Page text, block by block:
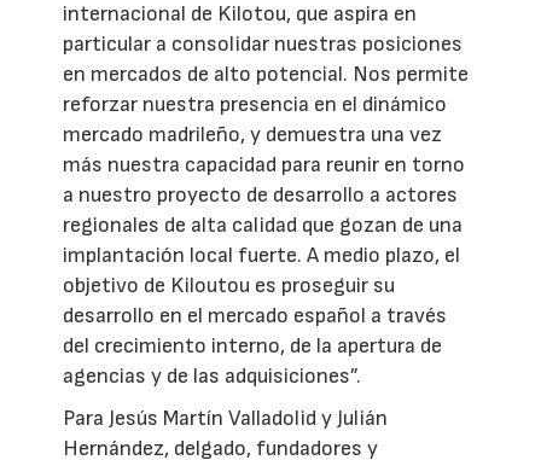
internacional de Kilotou, que aspira en
particular a consolidar nuestras posiciones
en mercados de alto potencial. Nos permite
reforzar nuestra presencia en el dinámico
mercado madrileño, y demuestra una vez
más nuestra capacidad para reunir en torno
a nuestro proyecto de desarrollo a actores
regionales de alta calidad que gozan de una
implantación local fuerte. A medio plazo, el
objetivo de Kiloutou es proseguir su
desarrollo en el mercado español a través
del crecimiento interno, de la apertura de
agencias y de las adquisiciones”.
Para Jesús Martín Valladolid y Julián
Hernández, delgado, fundadores y